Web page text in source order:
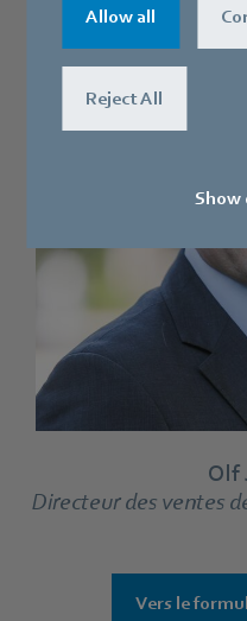
Allow all
Reject All
Show
Olf
Directeur des ventes
Vers le